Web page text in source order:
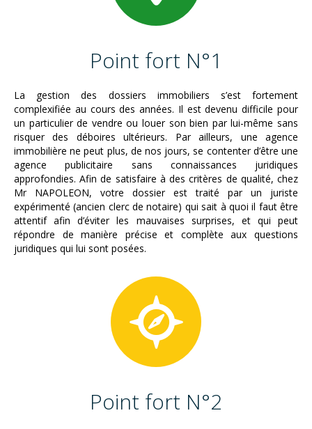
Point fort N°1
La gestion des dossiers immobiliers s’est fortement
complexifiée au cours des années. Il est devenu difficile pour
un particulier de vendre ou louer son bien par lui-même sans
risquer des déboires ultérieurs. Par ailleurs, une agence
immobilière ne peut plus, de nos jours, se contenter d’être une
agence publicitaire sans connaissances juridiques
approfondies. Afin de satisfaire à des critères de qualité, chez
Mr NAPOLEON, votre dossier est traité par un juriste
expérimenté (ancien clerc de notaire) qui sait à quoi il faut être
attentif afin d’éviter les mauvaises surprises, et qui peut
répondre de manière précise et complète aux questions
juridiques qui lui sont posées.
Point fort N°2